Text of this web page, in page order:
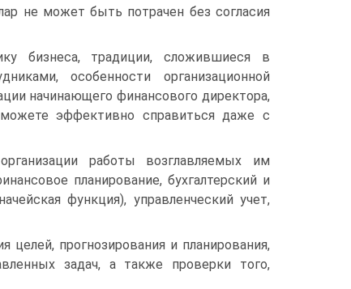
не может быть потрачен без согласия
бизнеса, традиции, сложившиеся в
особенности организационной
начинающего финансового директора,
эффективно справиться даже с
работы возглавляемых им
планирование, бухгалтерский и
функция), управленческий учет,
целей, прогнозирования и планирования,
задач, а также проверки того,